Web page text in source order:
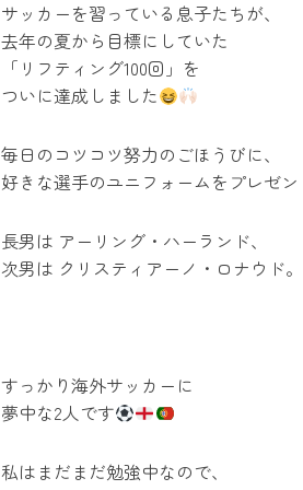
サッカーを習っている息子たちが、
去年の夏から目標にしていた
「リフティング100回」を
ついに達成しました
毎日のコツコツ努力のごほうびに、
好きな選手のユニフォームをプレゼ
長男は アーリング・ハーランド、
次男は クリスティアーノ・ロナウド。
すっかり海外サッカーに
夢中な2人です
私はまだまだ勉強中なので、